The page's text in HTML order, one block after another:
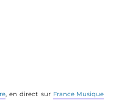
, en direct sur France Musique